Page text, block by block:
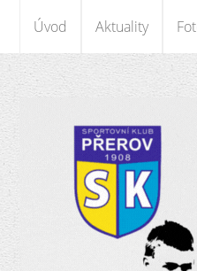
Úvod Aktuality